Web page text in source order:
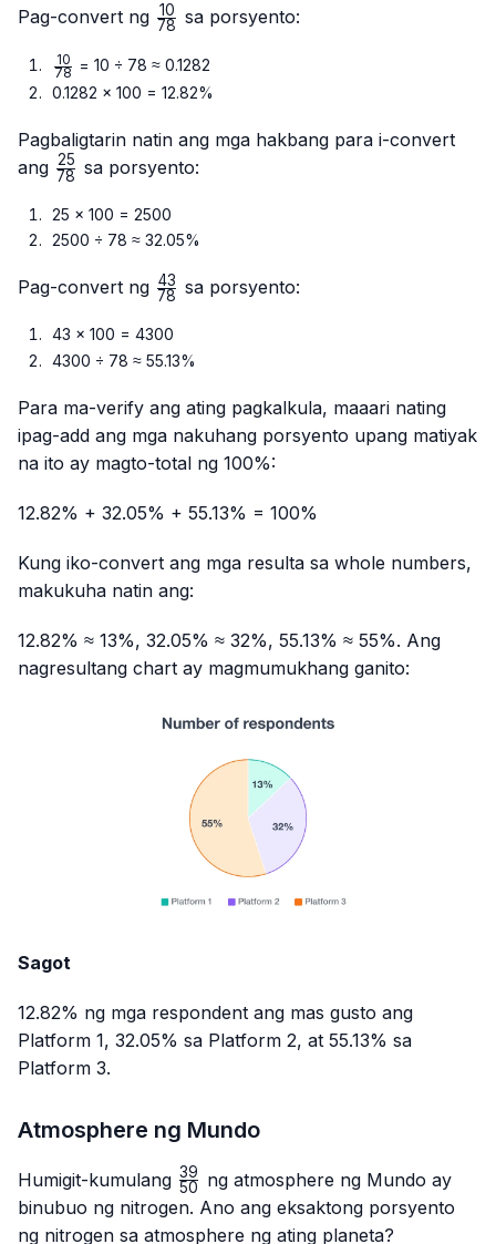
10}{78}
Pag-convert ng \frac{10}
78
10 sa porsyento:
\frac{10}
{78}
78
10
= 10 ÷ 78 ≈ 0.1282
0.1282 × 100 = 12.82%
Pagbaligtarin natin ang mga hakbang para i-convert
ang \frac{25}
78
25 sa porsyento:
25 × 100 = 2500
2500 ÷ 78 ≈ 32.05%
Pag-convert ng \frac{43}
78
43 sa porsyento:
43 × 100 = 4300
4300 ÷ 78 ≈ 55.13%
Para ma-verify ang ating pagkalkula, maaari nating
ipag-add ang mga nakuhang porsyento upang matiyak
na ito ay magto-total ng 100%:
12.82% + 32.05% + 55.13% = 100%
Kung iko-convert ang mga resulta sa whole numbers,
makukuha natin ang:
12.82% ≈ 13%, 32.05% ≈ 32%, 55.13% ≈ 55%. Ang
nagresultang chart ay magmumukhang ganito:
Sagot
12.82% ng mga respondent ang mas gusto ang
Platform 1, 32.05% sa Platform 2, at 55.13% sa
Platform 3.
Atmosphere ng Mundo
Humigit-kumulang \frac{39}
{50}
50
39
ng atmosphere ng Mundo ay
binubuo ng nitrogen. Ano ang eksaktong porsyento
ng nitrogen sa atmosphere ng ating planeta?